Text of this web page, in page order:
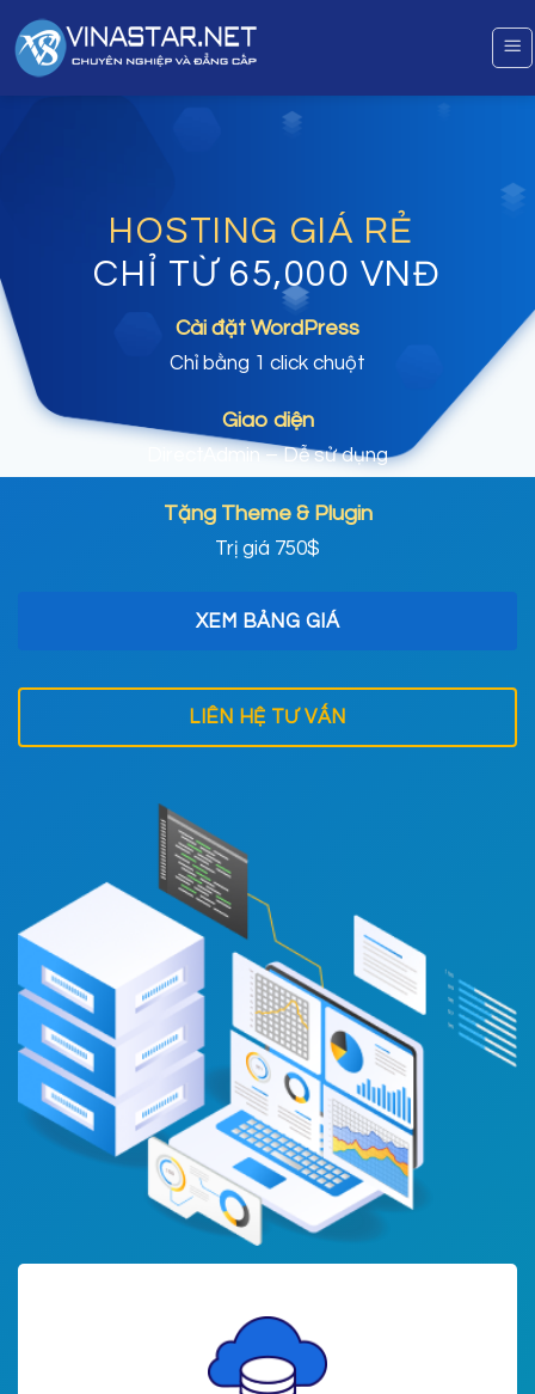
qua
nội
HOSTING GIÁ RẺ
CHỈ TỪ 65,000 VNĐ
Cài đặt WordPress
Chỉ bằng 1 click chuột
Giao diện
DirectAdmin – Dễ sử dụng
Tặng Theme & Plugin
Trị giá 750$
XEM BẢNG GIÁ
LIÊN HỆ TƯ VẤN